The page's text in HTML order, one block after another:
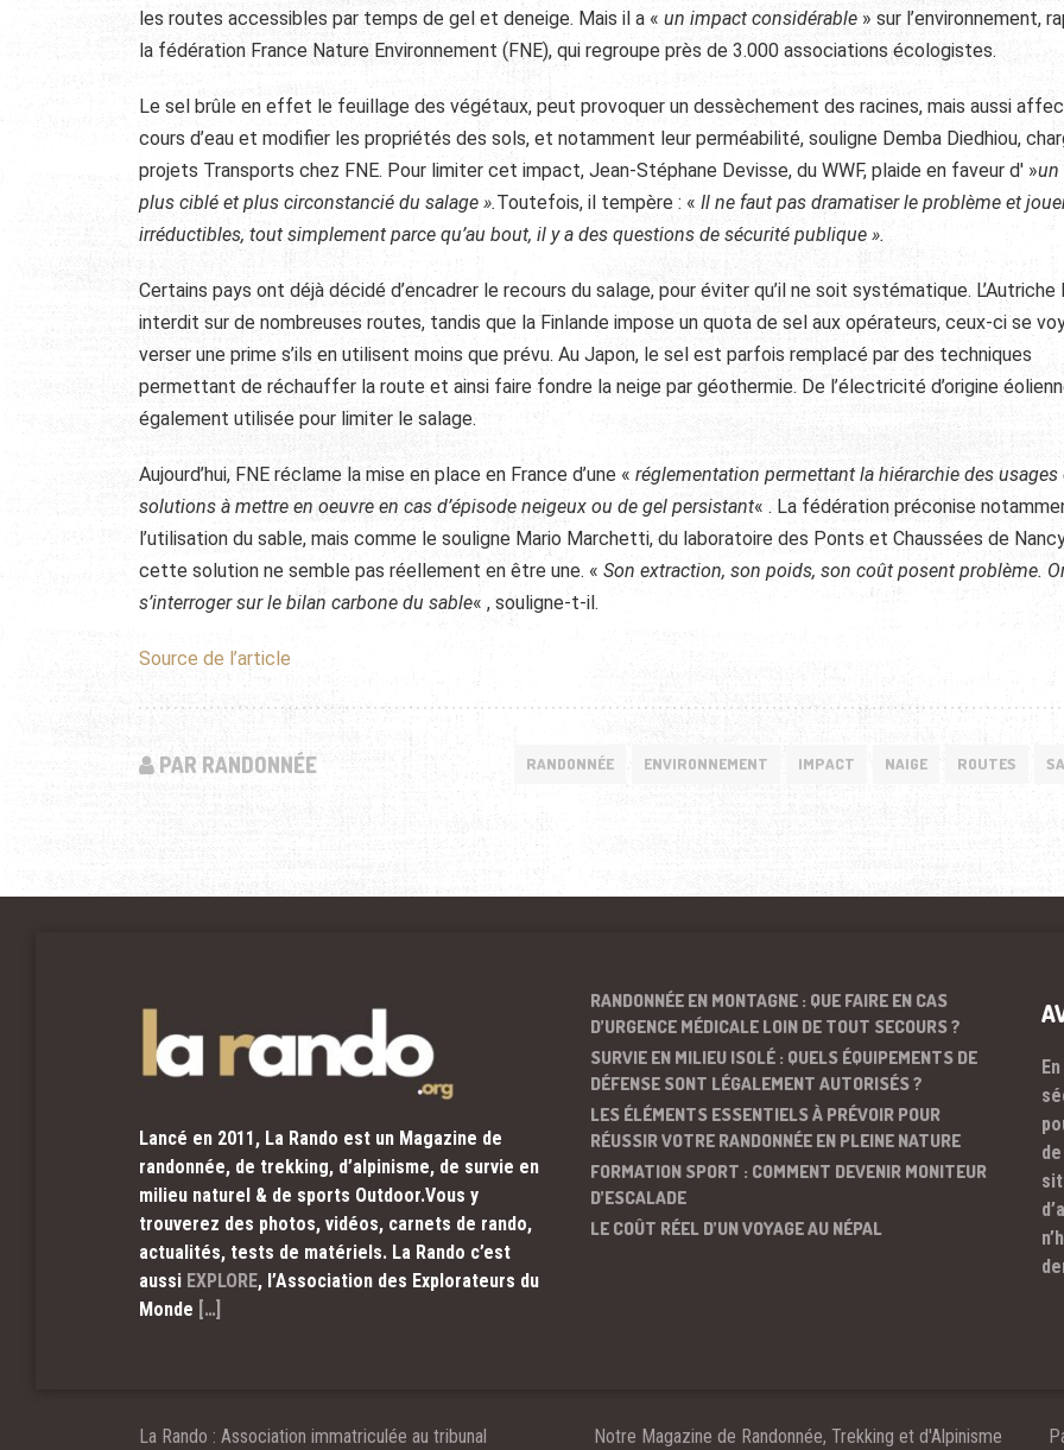
les routes accessibles par temps de gel et deneige. Mais il a « un impact considérable » sur l’environnement,
la fédération France Nature Environnement (FNE), qui regroupe près de 3.000 associations écologistes.
Le sel brûle en effet le feuillage des végétaux, peut provoquer un dessèchement des racines, mais aussi
cours d’eau et modifier les propriétés des sols, et notamment leur perméabilité, souligne Demba Diedhiou,
projets Transports chez FNE. Pour limiter cet impact, Jean-Stéphane Devisse, du WWF, plaide en faveur d' »un
plus ciblé et plus circonstancié du salage ».Toutefois, il tempère : « Il ne faut pas dramatiser le problème et
irréductibles, tout simplement parce qu’au bout, il y a des questions de sécurité publique ».
Certains pays ont déjà décidé d’encadrer le recours du salage, pour éviter qu’il ne soit systématique. L’Autriche
interdit sur de nombreuses routes, tandis que la Finlande impose un quota de sel aux opérateurs, ceux-ci se
verser une prime s’ils en utilisent moins que prévu. Au Japon, le sel est parfois remplacé par des techniques
permettant de réchauffer la route et ainsi faire fondre la neige par géothermie. De l’électricité d’origine
également utilisée pour limiter le salage.
Aujourd’hui, FNE réclame la mise en place en France d’une « réglementation permettant la hiérarchie des usages
solutions à mettre en oeuvre en cas d’épisode neigeux ou de gel persistant« . La fédération préconise
l’utilisation du sable, mais comme le souligne Mario Marchetti, du laboratoire des Ponts et Chaussées de
cette solution ne semble pas réellement en être une. « Son extraction, son poids, son coût posent problème.
s’interroger sur le bilan carbone du sable« , souligne-t-il.
Source de l’article
PAR RANDONNÉE RANDONNÉE ENVIRONNEMENT IMPACT NAIGE ROUTES
Lancé en 2011, La Rando est un Magazine de
randonnée, de trekking, d’alpinisme, de survie en
milieu naturel & de sports Outdoor.Vous y
trouverez des photos, vidéos, carnets de rando,
actualités, tests de matériels. La Rando c’est
aussi EXPLORE, l’Association des Explorateurs du
Monde […]
RANDONNÉE EN MONTAGNE : QUE FAIRE EN CAS
D’URGENCE MÉDICALE LOIN DE TOUT SECOURS ?
SURVIE EN MILIEU ISOLÉ : QUELS ÉQUIPEMENTS DE
DÉFENSE SONT LÉGALEMENT AUTORISÉS ?
LES ÉLÉMENTS ESSENTIELS À PRÉVOIR POUR
RÉUSSIR VOTRE RANDONNÉE EN PLEINE NATURE
FORMATION SPORT : COMMENT DEVENIR MONITEUR
D’ESCALADE
LE COÛT RÉEL D’UN VOYAGE AU NÉPAL
La Rando : Association immatriculée au tribunal Notre Magazine de Randonnée, Trekking et d'Alpinisme